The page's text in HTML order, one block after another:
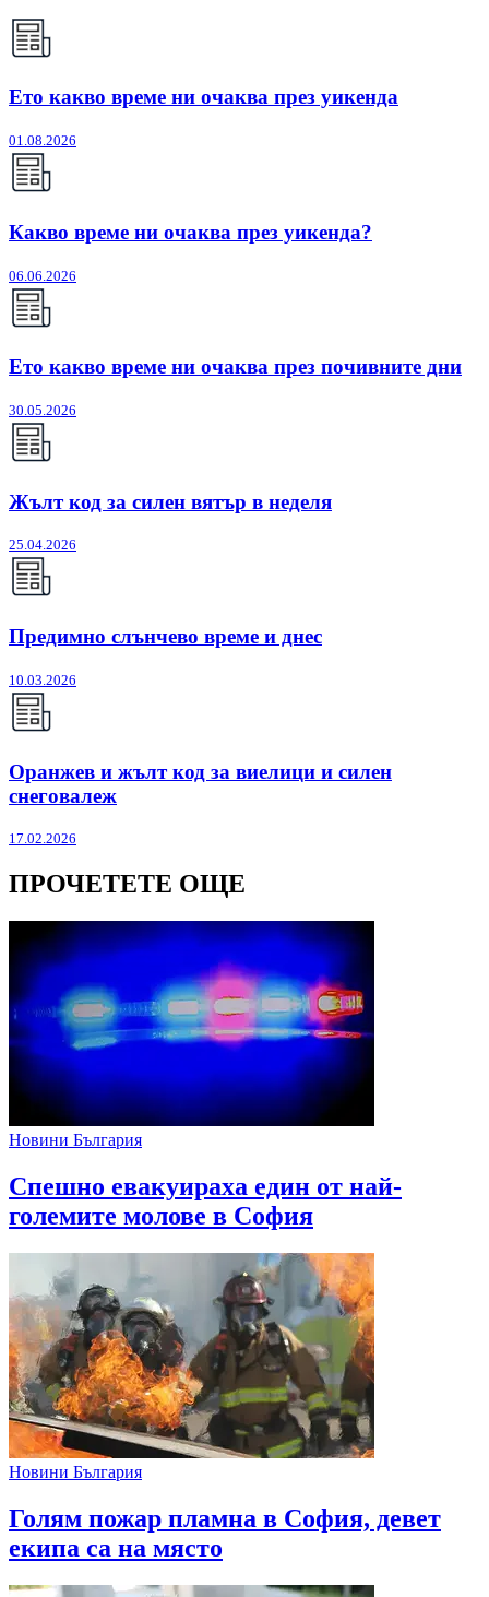
Ето какво време ни очаква през уикенда
01.08.2026
Какво време ни очаква през уикенда?
06.06.2026
Ето какво време ни очаква през почивните дни
30.05.2026
Жълт код за силен вятър в неделя
25.04.2026
Предимно слънчево време и днес
10.03.2026
Оранжев и жълт код за виелици и силен
снеговалеж
17.02.2026
ПРОЧЕТЕТЕ ОЩЕ
Новини България
Спешно евакуираха един от най-
големите молове в София
Новини България
Голям пожар пламна в София, девет
екипа са на място